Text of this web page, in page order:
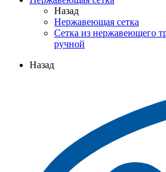
Назад
Нержавеющая сетка
Сетка из нержавеющего
ручной
Назад